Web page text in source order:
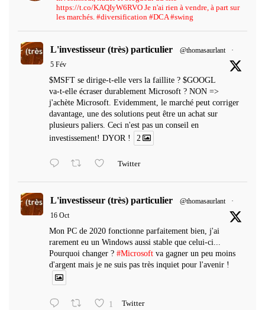
https://t.co/KAQIyW6RVO Je n'ai rien à vendre, à part sur
les marchés. #diversification #DCA #swing
L'investisseur (très) particulier @thomasaurlant
·
5 Fév
$MSFT se dirige-t-elle vers la faillite ? $GOOGL
va-t-elle écraser durablement Microsoft ? NON =>
j'achète Microsoft. Evidemment, le marché peut corriger
davantage, une des solutions peut être un achat sur
plusieurs paliers. Ceci n'est pas un conseil en
investissement! DYOR !
2
Twitter
L'investisseur (très) particulier @thomasaurlant
·
16 Oct
Mon PC de 2020 fonctionne parfaitement bien, j'ai
rarement eu un Windows aussi stable que celui-ci...
Pourquoi changer ? #Microsoft va gagner un peu moins
d'argent mais je ne suis pas très inquiet pour l'avenir !
1 Twitter